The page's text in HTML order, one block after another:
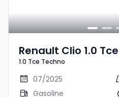
Renault Clio 1.0
1.0 Tce Techno
07/2025
Gasoline